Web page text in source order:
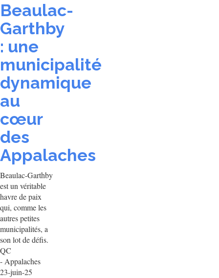
Beaulac-
Garthby
: une
municipalité
dynamique
au
cœur
des
Appalaches
Beaulac-Garthby
est un véritable
havre de paix
qui, comme les
autres petites
municipalités, a
son lot de défis.
QC
- Appalaches
23-juin-25